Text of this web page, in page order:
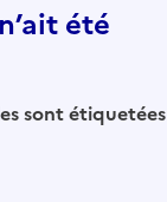
été
sont étiquetées